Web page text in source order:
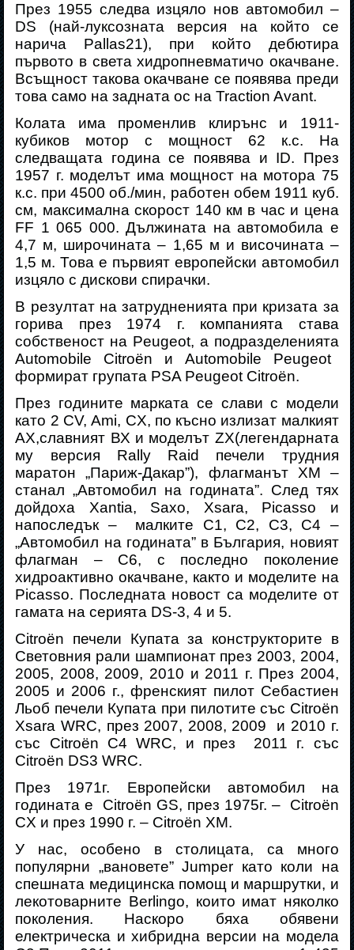
През 1955 следва изцяло нов автомобил –
DS (най-луксозната версия на който се
нарича Pallas21), при който дебютира
първото в света хидропневматичо окачване.
Всъщност такова окачване се появява преди
това само на задната ос на Traction Avant.
Колата има променлив клирънс и 1911-
кубиков мотор с мощност 62 к.с. На
следващата година се появява и ID. През
1957 г. моделът има мощност на мотора 75
к.с. при 4500 об./мин, работен обем 1911 куб.
см, максимална скорост 140 км в час и цена
FF 1 065 000. Дължината на автомобила е
4,7 м, широчината – 1,65 м и височината –
1,5 м. Това е първият европейски автомобил
изцяло с дискови спирачки.
В резултат на затрудненията при кризата за
горива през 1974 г. компанията става
собственост на Peugeot, а подразделенията
Automobile Citroën и Automobile Peugeot
формират групата PSA Peugeot Citroën.
През годините марката се слави с модели
като 2 СV,Ami, CX, по късно излизат малкият
AX,славният ВХ и моделът ZX(легендарната
му версия Rally Raid
печели трудния
маратон „Париж-Дакар”), флагманът XM –
станал „Автомобил на годината”. След тях
дойдоха Xantia, Saxo, Xsara, Picasso и
напоследък –
малките С1, С2, С3, С4 –
„Автомобил на годината” в България, новият
флагман – С6, с последно поколение
хидроактивно окачване, както и моделите на
Picasso. Последната новост са моделите от
гамата на серията DS-3,4 и 5.
Citroën печели Купата за конструкторите в
Световния рали шампионат през 2003, 2004,
2005, 2008, 2009, 2010 и 2011 г. През 2004,
2005 и 2006 г., френският пилот Себастиен
Льоб печели Купата при пилотите със Citroën
Xsara WRC, през 2007, 2008, 2009
и 2010 г.
със Citroën C4 WRC, и през
2011 г. със
Citroën DS3 WRC.
През 1971г. Европейски автомобил на
годината е
Citroën GS, през 1975г. –
Citroën
CX и през 1990 г. – Citroën XM.
У нас, особено в столицата, са много
популярни „вановете”Jumper като коли на
спешната медицинска помощ и маршрутки, и
лекотоварните Berlingo, които имат няколко
поколения. Наскоро бяха обявени
електрическа и хибридна версии на модела